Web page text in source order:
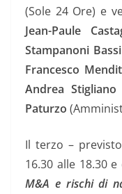
(Sole 24 Ore) e
Jean-Paule
Stampanoni Bassi
Francesco
Andrea Stigliano
Paturzo
Il terzo –
16.30 alle 18.30
M&A e rischi di